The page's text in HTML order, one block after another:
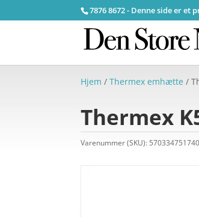
7876 8672 - Denne side er
Hjem /Thermex emhætte /
Thermex
Varenummer (SKU):